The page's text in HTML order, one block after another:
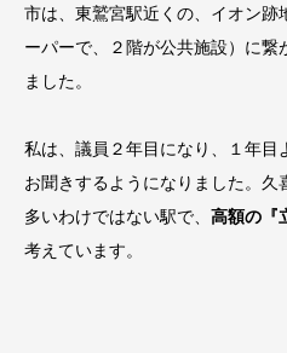
市は、東鷲宮駅近くの、イオン跡
ーパーで、２階が公共施設）に繋
ました。
私は、議員２年目になり、１年目
お聞きするようになりました。
多いわけではない駅で、 高額の『
考えています。